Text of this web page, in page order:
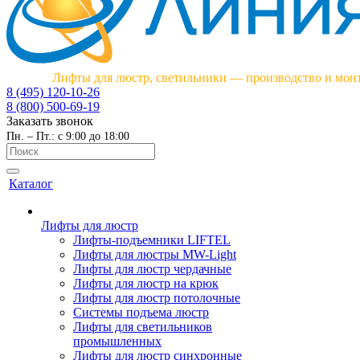
Лифты для люстр, светильники — производство и
8 (495) 120-10-26
8 (800) 500-69-19
Заказать звонок
Пн. – Пт.: с 9:00 до 18:00
Каталог
Лифты для люстр
Лифты-подъемники LIFTEL
Лифты для люстры MW-Light
Лифты для люстр чердачные
Лифты для люстр на крюк
Лифты для люстр потолочные
Системы подъема люстр
Лифты для светильников
промышленных
Лифты для люстр синхронные